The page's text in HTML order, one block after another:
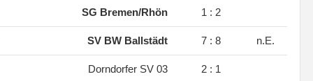
SG Bremen/Rhön 1 : 2
SV BW Ballstädt 7 : 8 n.E.
Dorndorfer SV 03 2 : 1